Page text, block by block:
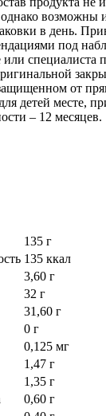
возможны
в день.
под
специалиста
от
детей месте,
– 12 месяцев.
135 г
135 ккал
3,60 г
32 г
31,60 г
0 г
0,125 мг
1,47 г
1,35 г
0,60 г